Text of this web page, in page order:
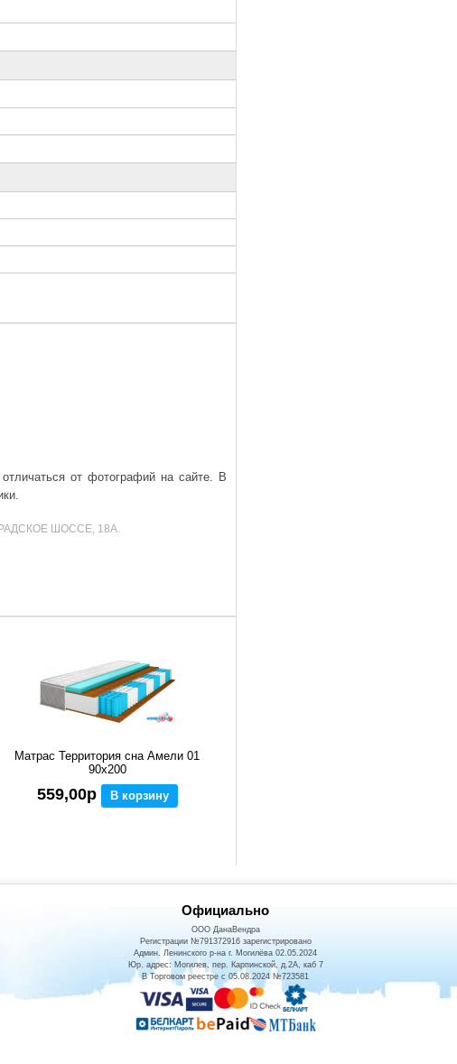
от фотографий на сайте. В
ШОССЕ, 18А.
Матрас Территория сна Амели 01
90x200
559,00р В корзину
Официально
ООО ДанаВендра
Регистрации №791372916 зарегистрировано
Админ. Ленинского р-на г. Могилёва 02.05.2024
Юр. адрес: Могилев, пер. Карпинской, д.2А, каб 7
В Торговом реестре с 05.08.2024 №723581